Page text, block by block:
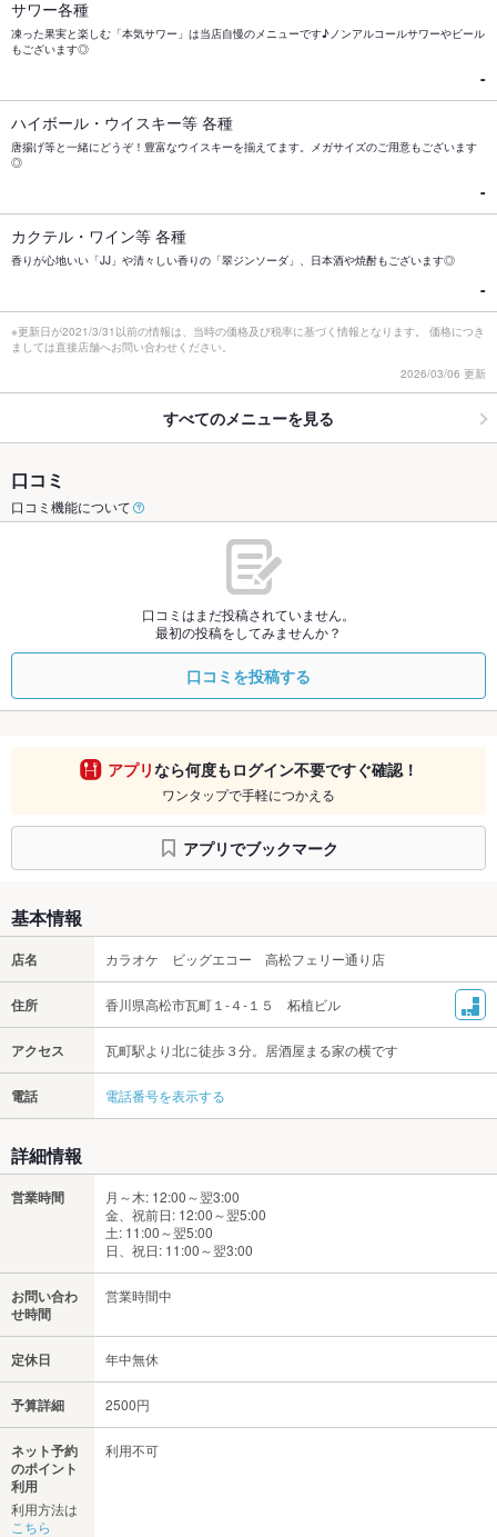
サワー各種
凍った果実と楽しむ「本気サワー」は当店自慢のメニューです♪ノンアルコールサワーやビール
もございます◎
-
ハイボール・ウイスキー等 各種
唐揚げ等と一緒にどうぞ！豊富なウイスキーを揃えてます。メガサイズのご用意もございます
◎
-
カクテル・ワイン等 各種
香りが心地いい「JJ」や清々しい香りの「翠ジンソーダ」、日本酒や焼酎もございます◎
-
※更新日が2021/3/31以前の情報は、当時の価格及び税率に基づく情報となります。 価格につき
ましては直接店舗へお問い合わせください。
2026/03/06 更新
すべてのメニューを見る
口コミ
口コミ機能について
口コミはまだ投稿されていません。
最初の投稿をしてみませんか？
口コミを投稿する
アプリなら何度もログイン不要ですぐ確認！
ワンタップで手軽につかえる
アプリでブックマーク
基本情報
店名 カラオケ ビッグエコー 高松フェリー通り店
住所 香川県高松市瓦町１‐４‐１５ 柘植ビル
アクセス 瓦町駅より北に徒歩３分。居酒屋まる家の横です
電話 電話番号を表示する
詳細情報
営業時間
月～木: 12:00～翌3:00
金、祝前日: 12:00～翌5:00
土: 11:00～翌5:00
日、祝日: 11:00～翌3:00
お問い合わ
せ時間
営業時間中
定休日 年中無休
予算詳細 2500円
ネット予約
のポイント
利用
利用方法は
こちら
利用不可